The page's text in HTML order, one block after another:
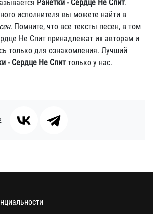
Ранетки - Сердце Не Спит.
исполнителя вы можете найти в
. Помните, что все тексты песен, в том
Не Спит принадлежат их авторам и
только для ознакомления. Лучший
- Сердце Не Спит только у нас.